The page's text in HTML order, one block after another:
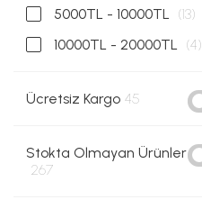
5000TL - 10000TL (13)
10000TL - 20000TL (4)
Ücretsiz Kargo 45
Stokta Olmayan Ürünler
267